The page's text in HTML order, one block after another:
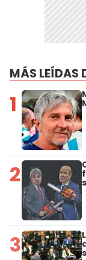
MÁS LEÍDAS
1
2
3